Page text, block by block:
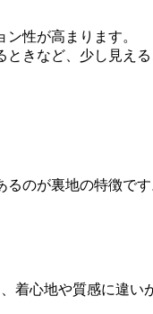
性が高まります。
きなど、少し見え
のが裏地の特徴です
着心地や質感に違